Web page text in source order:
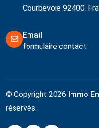
Courbevoie 92400,
Email
formulaire contact
© Copyright 2026 Immo
réservés.